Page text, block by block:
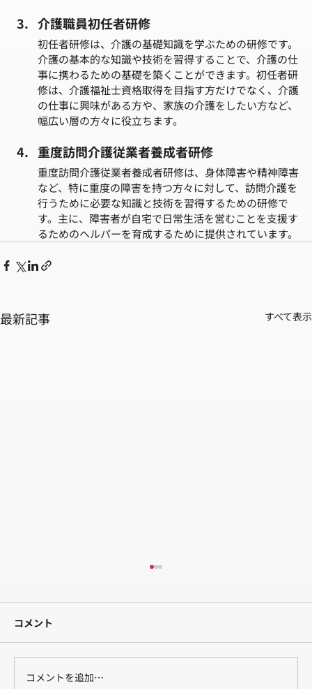
介護職員初任者研修
初任者研修は、介護の基礎知識を学ぶための研修です。
介護の基本的な知識や技術を習得することで、介護の仕
事に携わるための基礎を築くことができます。初任者研
修は、介護福祉士資格取得を目指す方だけでなく、介護
の仕事に興味がある方や、家族の介護をしたい方など、
幅広い層の方々に役立ちます。
重度訪問介護従業者養成者研修
重度訪問介護従業者養成者研修は、身体障害や精神障害
など、特に重度の障害を持つ方々に対して、訪問介護を
行うために必要な知識と技術を習得するための研修で
す。主に、障害者が自宅で日常生活を営むことを支援す
るためのヘルパーを育成するために提供されています。
最新記事 すべて表示
コメント
コメントを追加…